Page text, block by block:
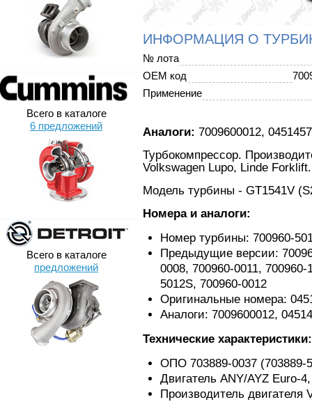
Всего в каталоге
6 предложений
Всего в каталоге
предложений
ИНФОРМАЦИЯ О
№ лота
OEM код
Применение
Аналоги: 7009600012,
Турбокомпрессор.
Volkswagen Lupo, Linde Forklift.
Модель турбины - GT1541V
Номера и аналоги:
Номер турбины: 700960-
Предыдущие версии:
0008, 700960-0011,
5012S, 700960-0012
Оригинальные номера:
Аналоги: 7009600012,
Технические характеристики:
ОПО 703889-0037 (703889-
Двигатель ANY/AYZ Euro-
Производитель двигателя